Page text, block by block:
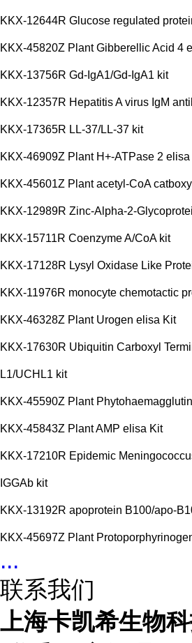
KKX-12644R Glucose regulated
KKX-45820Z Plant Gibberellic Acid 4
KKX-13756R Gd-IgA1/Gd-IgA1 kit
KKX-12357R Hepatitis A virus IgM
KKX-17365R LL-37/LL-37 kit
KKX-46909Z Plant H+-ATPase 2 elisa
KKX-45601Z Plant acetyl-CoA
KKX-12989R Zinc-Alpha-2-
KKX-15711R Coenzyme A/CoA kit
KKX-17128R Lysyl Oxidase Like
KKX-11976R monocyte chemotactic
KKX-46328Z Plant Urogen elisa Kit
KKX-17630R Ubiquitin Carboxyl
L1/UCHL1 kit
KKX-45590Z Plant
KKX-45843Z Plant AMP elisa Kit
KKX-17210R Epidemic
IGGAb kit
KKX-13192R apoprotein B100/apo-
KKX-45697Z Plant
...
联系我们
上海卡凯希生物